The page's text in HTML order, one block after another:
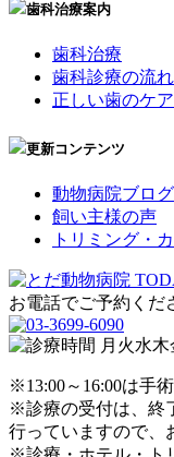
歯科治療案内
歯科治療
歯科診療の流れ
正しい歯のケ
更新コンテンツ
動物病院ブログ
飼い主様の声
トリミング・
お電話でご予約くだ
※13:00～16:00は手
※診療の受付は、終
行っていますので、